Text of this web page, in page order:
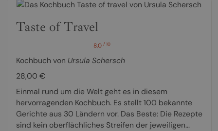
Taste of Travel
8,0/ 10
Kochbuch von Ursula Schersch
28,00 €
Einmal rund um die Welt geht es in diesem
hervorragenden Kochbuch. Es stellt 100 bekannte
Gerichte aus 30 Ländern vor. Das Beste: Die Rezepte
sind kein oberflächliches Streifen der jeweiligen...